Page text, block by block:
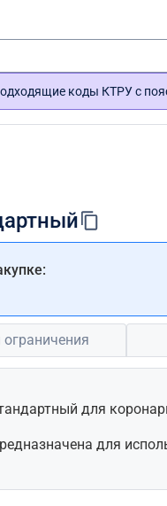
коды КТРУ с
для
для
ангиопластике